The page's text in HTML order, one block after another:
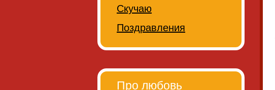
Скучаю
Поздравления
Про любовь